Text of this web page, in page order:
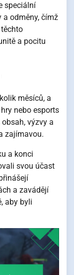
speciální
a odměny, čímž
a pocitu
měsíců, a
nebo esports
výzvy a
zajímavou.
a konci
svou účast
a zavádějí
aby byli